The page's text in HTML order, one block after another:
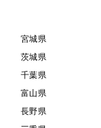
宮城県
茨城県
千葉県
富山県
長野県